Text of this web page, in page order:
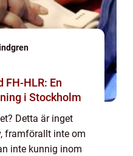
FH-HLR: En
i Stockholm
Detta är inget
framförallt inte om
inte kunnig inom